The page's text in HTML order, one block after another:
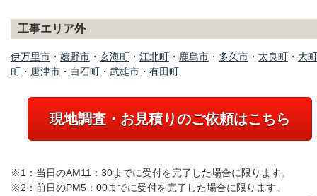
工事エリア外
伊万里市 ・ 嬉野市 ・ 玄海町 ・ 江北町 ・ 鹿島市 ・ 多久市 ・ 太良町 ・ 大町
町 ・ 唐津市 ・ 白石町 ・ 武雄市 ・ 有田町
現地調査・お見積りのご依頼はこちら
※1：当日のAM11：30までに受付を完了した場合に限ります。
※2：前日のPM5：00までに受付を完了した場合に限ります。